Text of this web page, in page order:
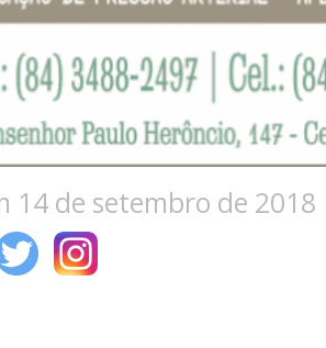
14 de setembro de 2018